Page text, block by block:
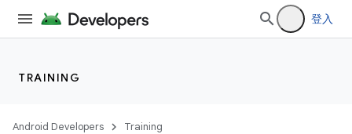
登入
TRAINING
Android Developers Training